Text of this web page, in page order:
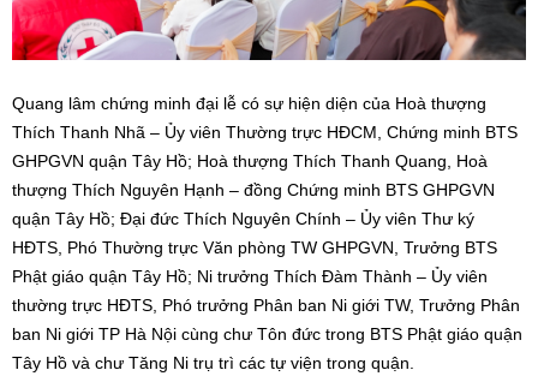
Quang lâm chứng minh đại lễ có sự hiện diện của Hoà thượng
Thích Thanh Nhã – Ủy viên Thường trực HĐCM, Chứng minh BTS
GHPGVN quận Tây Hồ; Hoà thượng Thích Thanh Quang, Hoà
thượng Thích Nguyên Hạnh – đồng Chứng minh BTS GHPGVN
quận Tây Hồ; Đại đức Thích Nguyên Chính – Ủy viên Thư ký
HĐTS, Phó Thường trực Văn phòng TW GHPGVN, Trưởng BTS
Phật giáo quận Tây Hồ; Ni trưởng Thích Đàm Thành – Ủy viên
thường trực HĐTS, Phó trưởng Phân ban Ni giới TW, Trưởng Phân
ban Ni giới TP Hà Nội cùng chư Tôn đức trong BTS Phật giáo quận
Tây Hồ và chư Tăng Ni trụ trì các tự viện trong quận.